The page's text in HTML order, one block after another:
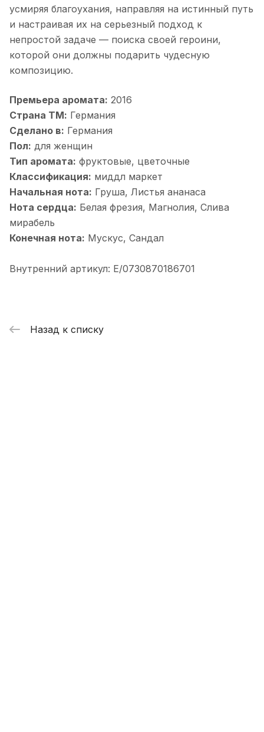
усмиряя благоухания, направляя на истинный путь
и настраивая их на серьезный подход к
непростой задаче — поиска своей героини,
которой они должны подарить чудесную
композицию.
Премьера аромата: 2016
Страна ТМ: Германия
Сделано в: Германия
Пол: для женщин
Тип аромата: фруктовые, цветочные
Классификация: миддл маркет
Начальная нота: Груша, Листья ананаса
Нота сердца: Белая фрезия, Магнолия, Слива
мирабель
Конечная нота: Мускус, Сандал
Внутренний артикул: Е/0730870186701
Назад к списку